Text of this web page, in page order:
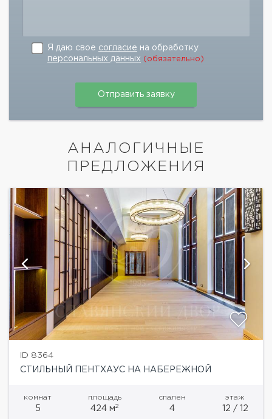
Я даю свое согласие на обработку
персональных данных (обязательно)
АНАЛОГИЧНЫЕ
ПРЕДЛОЖЕНИЯ
ID 8364
СТИЛЬНЫЙ ПЕНТХАУС НА НАБЕРЕЖНОЙ
комнат
5
площадь
424 м2
спален
4
этаж
12 / 12